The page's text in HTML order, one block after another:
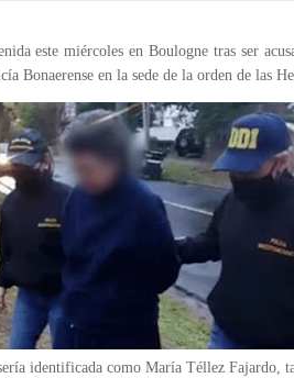
este miércoles en Boulogne tras ser
Bonaerense en la sede de la orden de las
identificada como María Téllez Fajardo,